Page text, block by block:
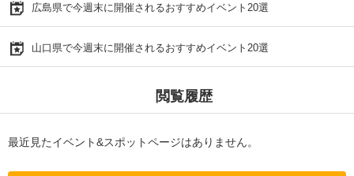
広島県で今週末に開催されるおすすめイベント20選
山口県で今週末に開催されるおすすめイベント20選
閲覧履歴
最近見たイベント&スポットページはありません。